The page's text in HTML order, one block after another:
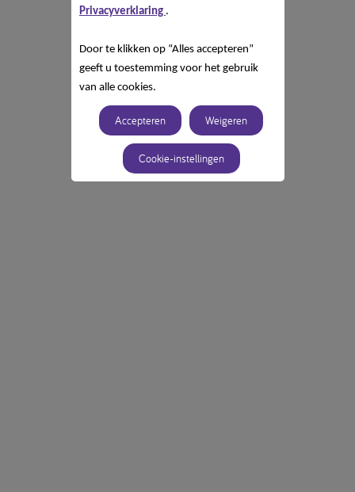
Privacyverklaring .
Door te klikken op “Alles accepteren”
geeft u toestemming voor het gebruik
van alle cookies.
Accepteren Weigeren
Cookie-instellingen